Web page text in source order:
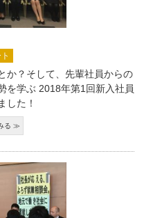
か？そして、先輩社員からの
を学ぶ 2018年第1回新入社員
した！